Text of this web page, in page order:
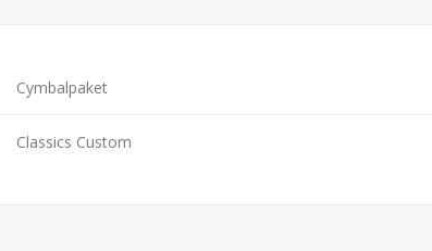
Cymbalpaket
Classics Custom